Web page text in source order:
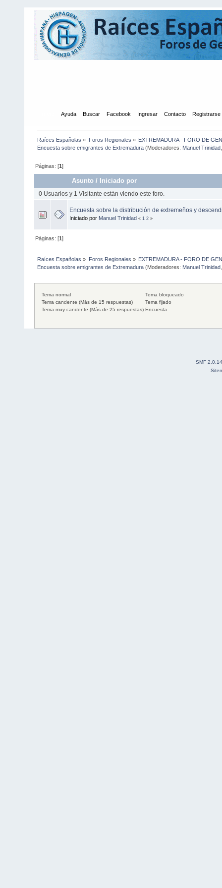
Ayuda Buscar Facebook Ingresar Contacto Registrarse
Raíces Españolas » Foros Regionales » EXTREMADURA - FORO DE
Encuesta sobre emigrantes de Extremadura (Moderadores: Manuel Trinidad
Páginas: [1]
Asunto / Iniciado por
0 Usuarios y 1 Visitante están viendo este foro.
Encuesta sobre la distribución de extremeños y
Iniciado por Manuel Trinidad « 1 2 »
Páginas: [1]
Raíces Españolas » Foros Regionales » EXTREMADURA - FORO DE
Encuesta sobre emigrantes de Extremadura (Moderadores: Manuel Trinidad
Tema normal
Tema candente (Más de 15 respuestas)
Tema muy candente (Más de 25 respuestas)
Tema bloqueado
Tema fijado
Encuesta
SMF 2.0.14